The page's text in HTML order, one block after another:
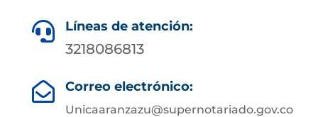
 Líneas de atención:
3218086813
 Correo electrónico:
Unicaaranzazu@supernotariado.gov.co